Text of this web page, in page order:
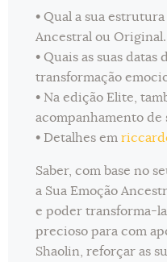
• Qual a sua
Ancestral ou Original.
• Quais as suas datas
transformação
• Na edição Elite,
acompanhamento de
• Detalhes em
Saber, com base no
a Sua Emoção
e poder transforma-
precioso para com
Shaolin, reforçar as